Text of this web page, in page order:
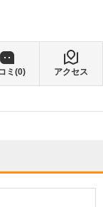
ミ(0) アクセス